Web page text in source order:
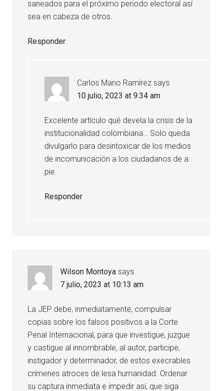
saneados para el próximo periodo electoral así
sea en cabeza de otros.
Responder
Carlos Mario Ramírez says
10 julio, 2023 at 9:34 am
Excelente artículo qué devela la crisis de la
institucionalidad colombiana… Solo queda
divulgarlo para desintoxicar de los medios
de incomunicación a los ciudadanos de a
pie.
Responder
Wilson Montoya says
7 julio, 2023 at 10:13 am
La JEP debe, inmediatamente, compulsar
copias sobre los falsos positivos a la Corte
Penal Internacional, para que investigue, juzgue
y castigue al innombrable, al autor, participe,
instigador y determinador, de estos execrables
crímenes atroces de lesa humanidad. Ordenar
su captura inmediata e impedir así, que siga